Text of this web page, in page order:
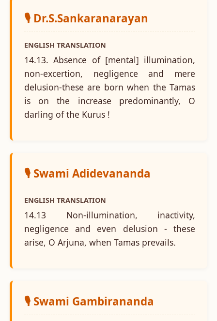
🎙️ Dr.S.Sankaranarayan
ENGLISH TRANSLATION
14.13. Absence of [mental] illumination,
non-excertion, negligence and mere
delusion-these are born when the Tamas
is on the increase predominantly, O
darling of the Kurus !
🎙️ Swami Adidevananda
ENGLISH TRANSLATION
14.13 Non-illumination, inactivity,
negligence and even delusion - these
arise, O Arjuna, when Tamas prevails.
🎙️ Swami Gambirananda